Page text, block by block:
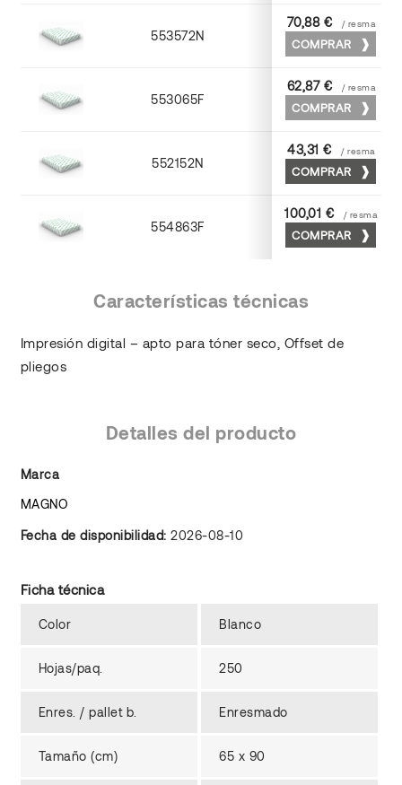
553572N 70 x 100
70,88 € / resma
COMPRAR
553065F 65 x 90
62,87 € / resma
COMPRAR
552152N 52 x 70
43,31 € / resma
COMPRAR
554863F 63 x 88
100,01 € / resma
COMPRAR
Características técnicas
Impresión digital – apto para tóner seco, Offset de
pliegos
Detalles del producto
Marca
MAGNO
Fecha de disponibilidad: 2026-08-10
Ficha técnica
Color Blanco
Hojas/paq. 250
Enres. / pallet b. Enresmado
Tamaño (cm) 65 x 90